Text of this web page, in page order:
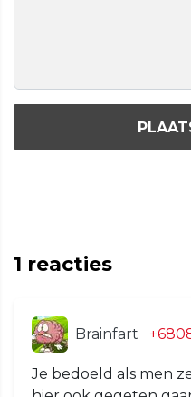
1 reacties
Brainfart
Je bedoeld als men